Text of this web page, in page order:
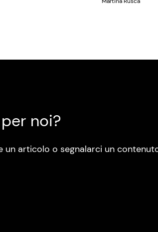
noi?
articolo o segnalarci un